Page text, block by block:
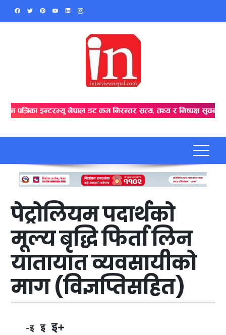
Skip
पेट्रोलियम पदार्थको
मूल्य बृद्धि फिर्ता लिन
यातायात व्यवसायीको
माग (विज्ञप्तिसहित)
-इ इ इ+